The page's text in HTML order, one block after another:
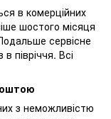
в комерційних
шостого місяця
сервісне
півріччя. Всі
з неможливістю